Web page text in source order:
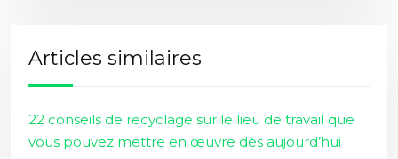
Articles similaires
22 conseils de recyclage sur le lieu de travail que
vous pouvez mettre en œuvre dès aujourd’hui